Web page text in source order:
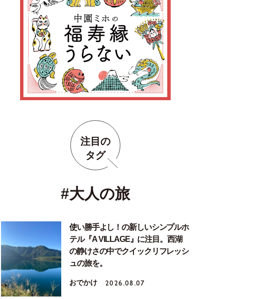
注目の
タグ
#大人の旅
使い勝手よし！の新しいシンプルホ
テル『A VILLAGE』に注目。西湖
の静けさの中でクイックリフレッシ
ュの旅を。
おでかけ 2026.08.07